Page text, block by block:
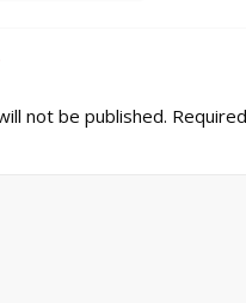
not be published.